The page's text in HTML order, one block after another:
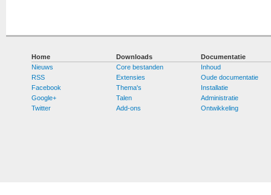
Home
Nieuws
RSS
Facebook
Google+
Twitter
Downloads
Core bestanden
Extensies
Thema's
Talen
Add-ons
Documentatie
Inhoud
Oude documentatie
Installatie
Administratie
Ontwikkeling